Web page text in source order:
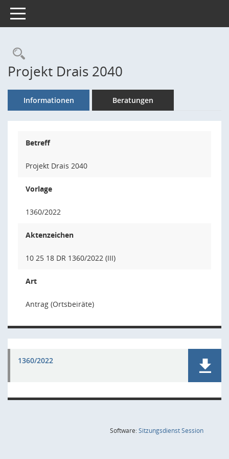
Toggle navigation
Rechercheauswahl
Projekt Drais 2040
Informationen Beratungen
Betreff
Projekt Drais 2040
Vorlage
1360/2022
Aktenzeichen
10 25 18 DR 1360/2022 (III)
Art
Antrag (Ortsbeiräte)
1360/2022
Software:SitzungsdienstSession(Wird in